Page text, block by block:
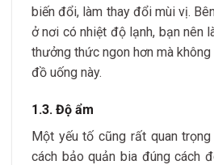
biến đổi, làm thay đổi mùi vị.
ở nơi có nhiệt độ lạnh, bạn nên
thưởng thức ngon hơn mà
đồ uống này.
1.3. Độ ẩm
Một yếu tố cũng rất quan
cách bảo quản bia đúng cách